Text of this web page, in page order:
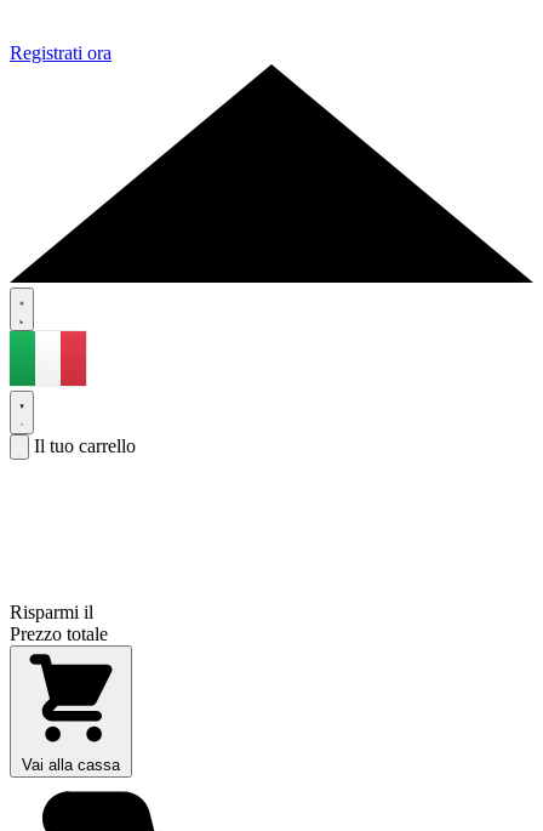
Registrati ora
Il tuo carrello
Risparmi il
Prezzo totale
Vai alla cassa